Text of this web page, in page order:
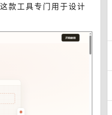
款工具专门用于设计